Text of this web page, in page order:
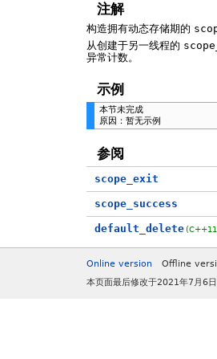
注解
构造拥有动态存储期的
从创建于另一线程的
异常计数。
示例
本节未完成
原因：暂无示例
参阅
scope_exit
scope_success
default_delete
Online version
Offline
本页面最后修改于2021年7月6